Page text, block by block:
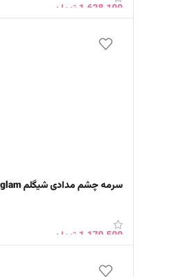
1,628,100 تومان
سرمه چشم مدادی شیگلم Sheglam
1,170,500 تومان